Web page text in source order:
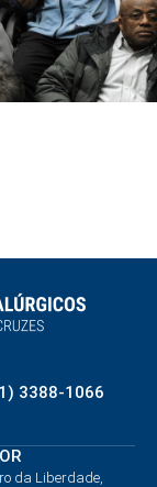
3388-1066
da Liberdade,